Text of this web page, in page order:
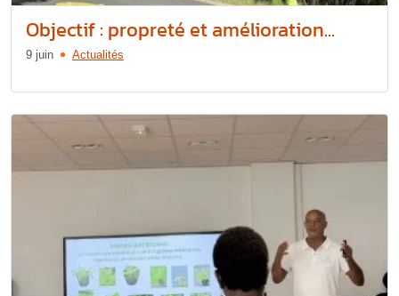
Objectif : propreté et amélioration...
9 juin Actualités